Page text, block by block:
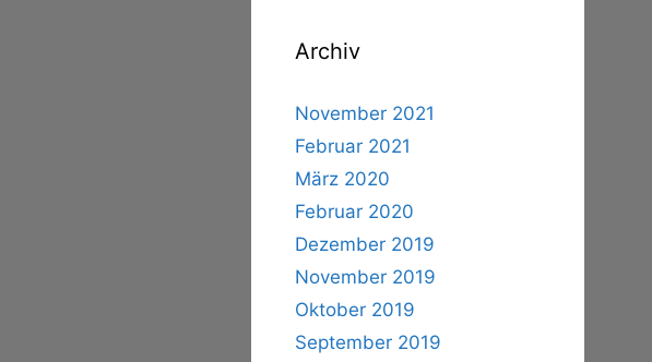
Archiv
November 2021
Februar 2021
März 2020
Februar 2020
Dezember 2019
November 2019
Oktober 2019
September 2019